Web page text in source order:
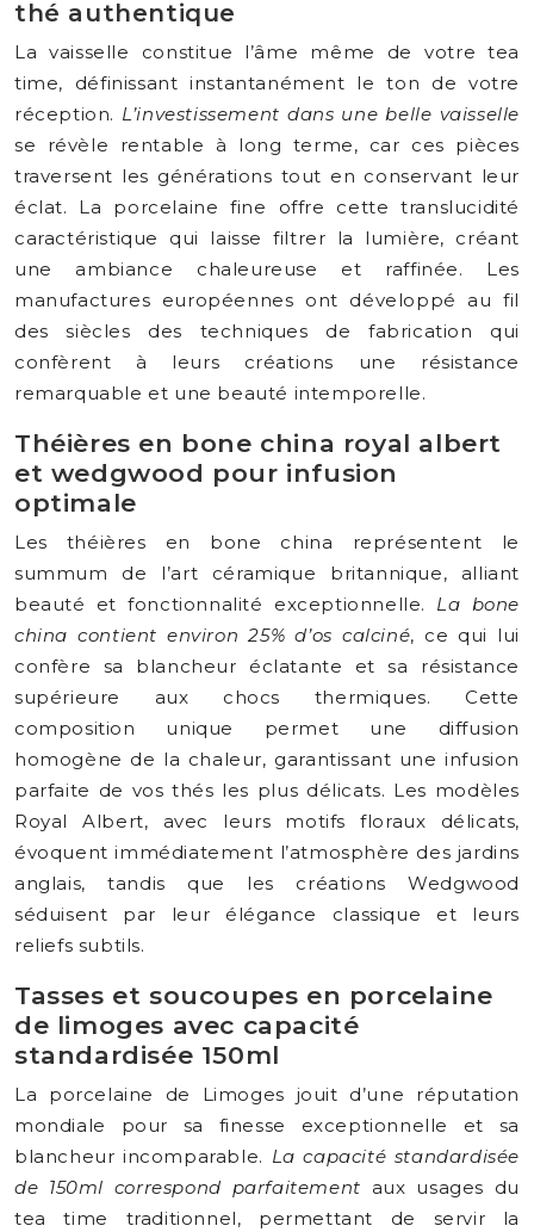
thé authentique
La vaisselle constitue l’âme même de votre tea
time, définissant instantanément le ton de votre
réception. L’investissement dans une belle vaisselle
se révèle rentable à long terme, car ces pièces
traversent les générations tout en conservant leur
éclat. La porcelaine fine offre cette translucidité
caractéristique qui laisse filtrer la lumière, créant
une ambiance chaleureuse et raffinée. Les
manufactures européennes ont développé au fil
des siècles des techniques de fabrication qui
confèrent à leurs créations une résistance
remarquable et une beauté intemporelle.
Théières en bone china royal albert
et wedgwood pour infusion
optimale
Les théières en bone china représentent le
summum de l’art céramique britannique, alliant
beauté et fonctionnalité exceptionnelle. La bone
china contient environ 25% d’os calciné, ce qui lui
confère sa blancheur éclatante et sa résistance
supérieure aux chocs thermiques. Cette
composition unique permet une diffusion
homogène de la chaleur, garantissant une infusion
parfaite de vos thés les plus délicats. Les modèles
Royal Albert, avec leurs motifs floraux délicats,
évoquent immédiatement l’atmosphère des jardins
anglais, tandis que les créations Wedgwood
séduisent par leur élégance classique et leurs
reliefs subtils.
Tasses et soucoupes en porcelaine
de limoges avec capacité
standardisée 150ml
La porcelaine de Limoges jouit d’une réputation
mondiale pour sa finesse exceptionnelle et sa
blancheur incomparable. La capacité standardisée
de 150ml correspond parfaitement aux usages du
tea time traditionnel, permettant de servir la